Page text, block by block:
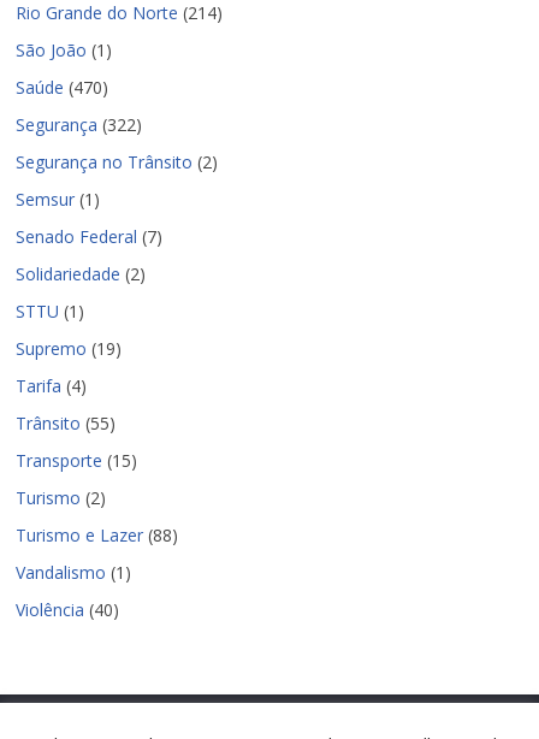
Rio Grande do Norte (214)
São João (1)
Saúde (470)
Segurança (322)
Segurança no Trânsito (2)
Semsur (1)
Senado Federal (7)
Solidariedade (2)
STTU (1)
Supremo (19)
Tarifa (4)
Trânsito (55)
Transporte (15)
Turismo (2)
Turismo e Lazer (88)
Vandalismo (1)
Violência (40)